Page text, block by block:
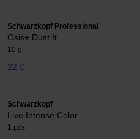
Schwarzkopf Professional
Osis+ Dust It
10 g
22 €
Schwarzkopf
Live Intense Color
1 pcs